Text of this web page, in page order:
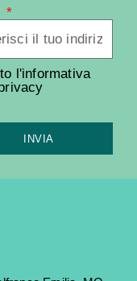
l'informativa
INVIA